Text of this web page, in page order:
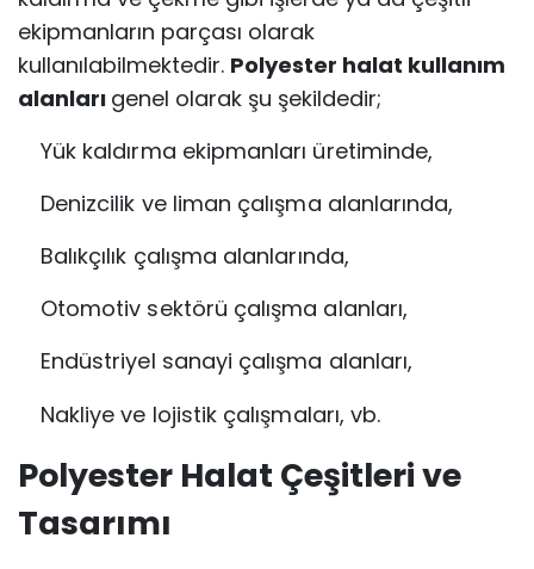
ekipmanların parçası olarak
kullanılabilmektedir. Polyester halat kullanım
alanları genel olarak şu şekildedir;
Yük kaldırma ekipmanları üretiminde,
Denizcilik ve liman çalışma alanlarında,
Balıkçılık çalışma alanlarında,
Otomotiv sektörü çalışma alanları,
Endüstriyel sanayi çalışma alanları,
Nakliye ve lojistik çalışmaları, vb.
Polyester Halat Çeşitleri ve
Tasarımı